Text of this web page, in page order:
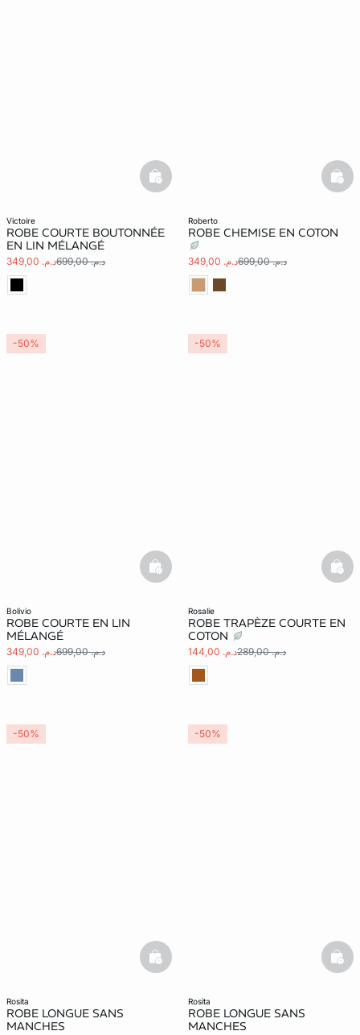
victoire
ROBE COURTE BOUTONNÉE
EN LIN MÉLANGÉ
د.م. 349,00 د.م. 699,00
basketfull
roberto
ROBE CHEMISE EN COTON
د.م. 349,00 د.م. 699,00
bolivio
ROBE COURTE EN LIN
MÉLANGÉ
د.م. 349,00 د.م. 699,00
basketfull
-50%
rosalie
ROBE TRAPÈZE COURTE EN
COTON
د.م. 144,00 د.م. 289,00
-50%
rosita
ROBE LONGUE SANS
MANCHES
basketfull
-50%
rosita
ROBE LONGUE SANS
MANCHES
-50%